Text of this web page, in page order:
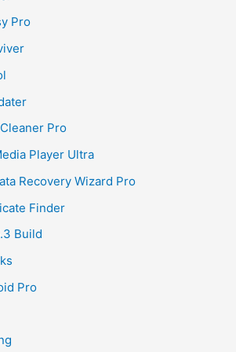
Pro
Pro
Player Ultra
Recovery Wizard Pro
Finder
Build
Pro